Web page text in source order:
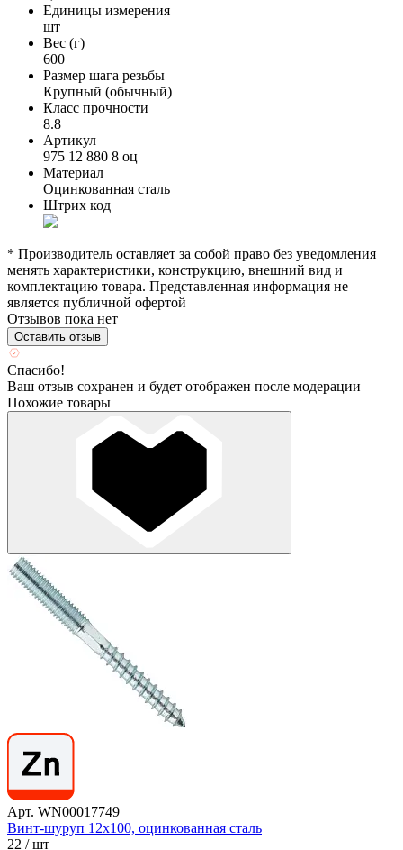
Единицы измерения
шт
Вес (г)
600
Размер шага резьбы
Крупный (обычный)
Класс прочности
8.8
Артикул
975 12 880 8 оц
Материал
Оцинкованная сталь
Штрих код
* Производитель оставляет за собой право без уведомления
менять характеристики, конструкцию, внешний вид и
комплектацию товара. Представленная информация не
является публичной офертой
Отзывов пока нет
Оставить отзыв
Спасибо!
Ваш отзыв сохранен и будет отображен после модерации
Похожие товары
Арт. WN00017749
Винт-шуруп 12х100, оцинкованная сталь
22 / шт